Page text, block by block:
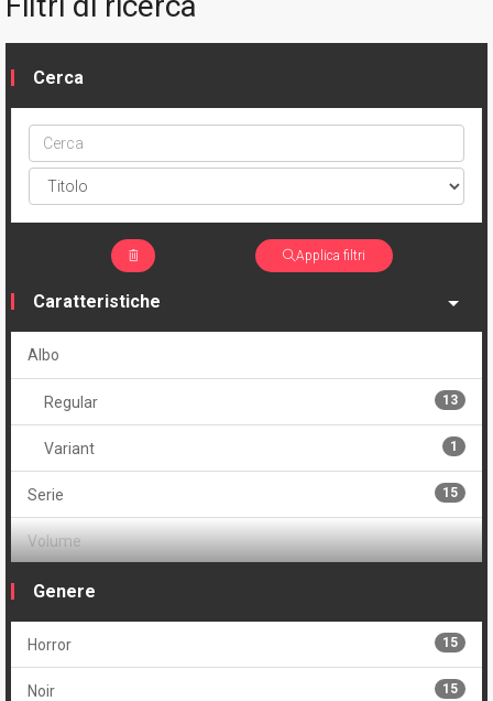
Cerca
Cerca
ptype
Applica filtri
Caratteristiche
Albo
Regular 13
Variant 1
Serie 15
Volume
Brossurato
Genere
Horror 15
Noir 15